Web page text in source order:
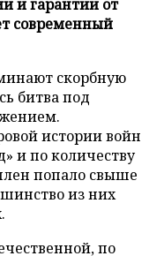
и гарантии от
современный
скорбную
битва под
истории войн
и по количеству
попало свыше
из них
по